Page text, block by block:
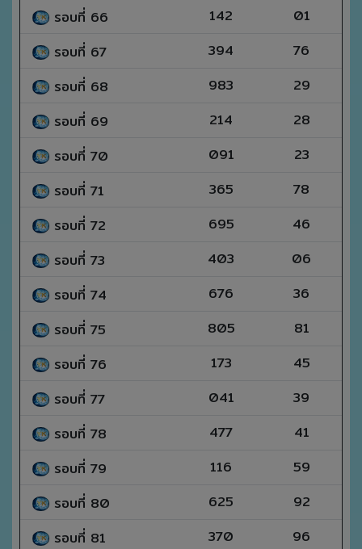
รอบที่ 66
142
01
รอบที่ 67
394
76
รอบที่ 68
983
29
รอบที่ 69
214
28
รอบที่ 70
091
23
รอบที่ 71
365
78
รอบที่ 72
695
46
รอบที่ 73
403
06
รอบที่ 74
676
36
รอบที่ 75
805
81
รอบที่ 76
173
45
รอบที่ 77
041
39
รอบที่ 78
477
41
รอบที่ 79
116
59
รอบที่ 80
625
92
รอบที่ 81
370
96